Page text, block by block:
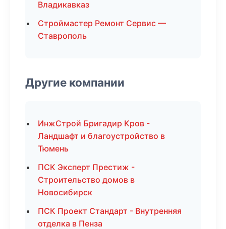
Владикавказ
Строймастер Ремонт Сервис —
Ставрополь
Другие компании
ИнжСтрой Бригадир Кров -
Ландшафт и благоустройство в
Тюмень
ПСК Эксперт Престиж -
Строительство домов в
Новосибирск
ПСК Проект Стандарт - Внутренняя
отделка в Пенза